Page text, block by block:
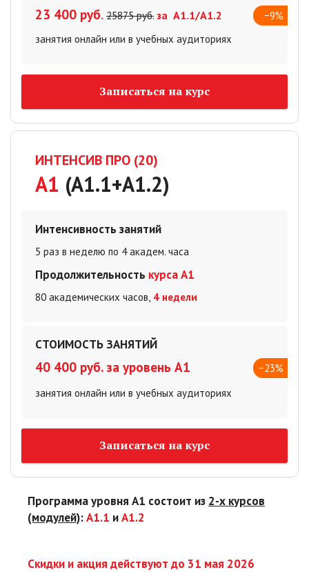
23 400 руб. 25875 руб. за А1.1/А1.2
−9%
занятия онлайн или в учебных аудиториях
Записаться на курс
ИНТЕНСИВ ПРО (20)
A1 (A1.1+A1.2)
Интенсивность занятий
5 раз в неделю по 4 академ. часа
Продолжительность курса А1
80 академических часов, 4 недели
СТОИМОСТЬ ЗАНЯТИЙ
−23%
40 400 руб. за уровень А1
занятия онлайн или в учебных аудиториях
Записаться на курс
Программа уровня А1 состоит из 2-х курсов
(модулей):А1.1 иА1.2
Скидки и акция действуют до 31 мая 2026